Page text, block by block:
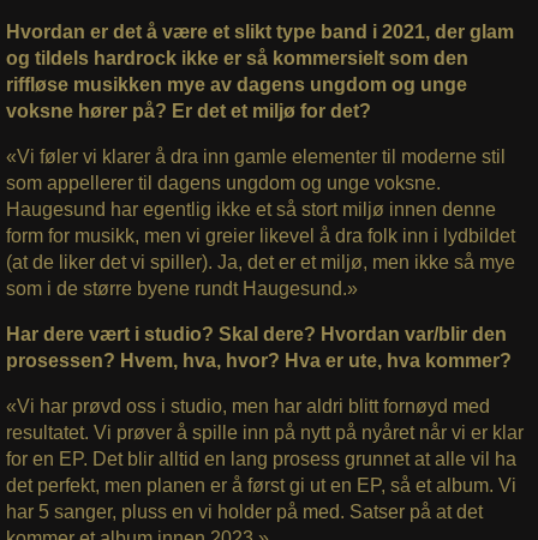
Hvordan er det å være et slikt type band i 2021, der glam
og tildels hardrock ikke er så kommersielt som den
riffløse musikken mye av dagens ungdom og unge
voksne hører på? Er det et miljø for det?
«Vi føler vi klarer å dra inn gamle elementer til moderne stil
som appellerer til dagens ungdom og unge voksne.
Haugesund har egentlig ikke et så stort miljø innen denne
form for musikk, men vi greier likevel å dra folk inn i lydbildet
(at de liker det vi spiller). Ja, det er et miljø, men ikke så mye
som i de større byene rundt Haugesund.»
Har dere vært i studio? Skal dere? Hvordan var/blir den
prosessen? Hvem, hva, hvor? Hva er ute, hva kommer?
«Vi har prøvd oss i studio, men har aldri blitt fornøyd med
resultatet. Vi prøver å spille inn på nytt på nyåret når vi er klar
for en EP. Det blir alltid en lang prosess grunnet at alle vil ha
det perfekt, men planen er å først gi ut en EP, så et album. Vi
har 5 sanger, pluss en vi holder på med. Satser på at det